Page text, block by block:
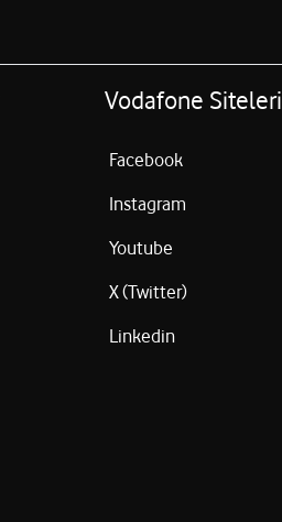
Vodafone Siteleri
Facebook
Instagram
Youtube
X (Twitter)
Linkedin